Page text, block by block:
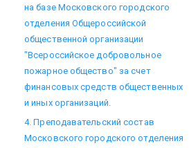
на базе Московского городского
отделения Общероссийской
общественной организации
"Всероссийское добровольное
пожарное общество" за счет
финансовых средств общественных
и иных организаций.
4. Преподавательский состав
Московского городского отделения